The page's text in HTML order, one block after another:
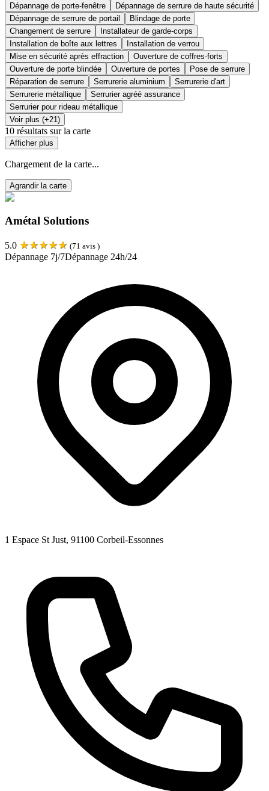
Dépannage de porte-fenêtre
Dépannage de serrure de haute sécurité
Dépannage de serrure de portail
Blindage de porte
Changement de serrure
Installateur de garde-corps
Installation de boîte aux lettres
Installation de verrou
Mise en sécurité après effraction
Ouverture de coffres-forts
Ouverture de porte blindée
Ouverture de portes
Pose de serrure
Réparation de serrure
Serrurerie aluminium
Serrurerie d'art
Serrurerie métallique
Serrurier agréé assurance
Serrurier pour rideau métallique
Voir plus (+21)
10 résultats sur la carte
Afficher plus
Chargement de la carte...
Agrandir la carte
Amétal Solutions
5.0 ★★★★★ (71 avis )
Dépannage 7j/7Dépannage 24h/24
1 Espace St Just, 91100 Corbeil-Essonnes